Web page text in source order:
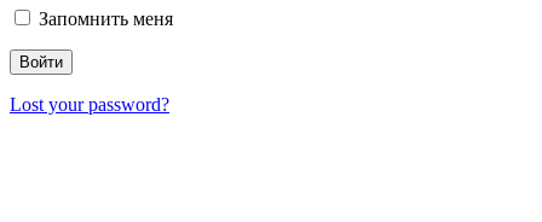
Запомнить меня
Lost your password?